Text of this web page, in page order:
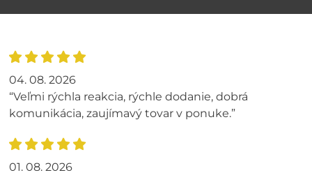
04. 08. 2026
“Veľmi rýchla reakcia, rýchle dodanie, dobrá
komunikácia, zaujímavý tovar v ponuke.”
01. 08. 2026